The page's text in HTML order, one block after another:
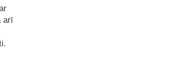
arī